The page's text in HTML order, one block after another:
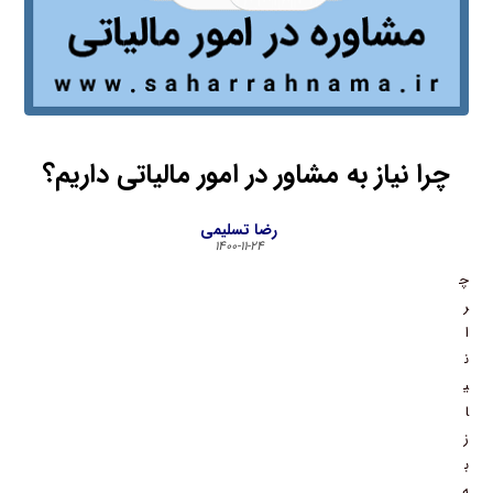
چرا نیاز به مشاور در امور مالیاتی داریم؟
رضا تسلیمی
۱۴۰۰-۱۱-۲۴
چ
ر
ا
ن
ی
ا
ز
ب